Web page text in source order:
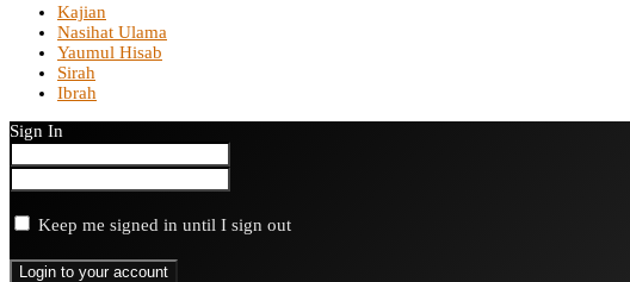
Kajian
Nasihat Ulama
Yaumul Hisab
Sirah
Ibrah
Sign In
Keep me signed in until I sign out